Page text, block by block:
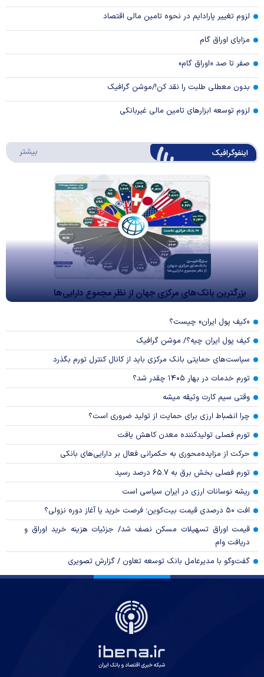
لزوم تغییر پارادایم در نحوه تامین مالی اقتصاد
مزایای اوراق گام
صفر تا صد «اوراق گام»
بدون معطلی طلبت را نقد کن!/موشن گرافیک
لزوم توسعه ابزارهای تامین مالی غیربانکی
اینفوگرافیک بیشتر
بزرگترین بانک‌های مرکزی جهان از نظر مجموع دارایی‌ها
«کیف پول ایران» چیست؟
کیف پول ایران چیه؟/ موشن گرافیک
سیاست‌های حمایتی بانک مرکزی باید از کانال کنترل تورم بگذرد
تورم خدمات در بهار ۱۴۰۵ چقدر شد؟
وقتی سیم کارت وثیقه میشه
چرا انضباط ارزی برای حمایت از تولید ضروری است؟
تورم فصلی تولیدکننده معدن کاهش یافت
حرکت از مزایده‌محوری به حکمرانی فعال بر دارایی‌های بانکی
تورم فصلی بخش برق به ۶۵.۷ درصد رسید
ریشه نوسانات ارزی در ایران سیاسی است
افت ۵۰ درصدی قیمت بیت‌کوین؛ فرصت خرید یا آغاز دوره نزولی؟
قیمت اوراق تسهیلات مسکن نصف شد/ جزئیات هزینه خرید اوراق و
دریافت وام
گفت‌وگو با مدیرعامل بانک توسعه تعاون / گزارش تصویری